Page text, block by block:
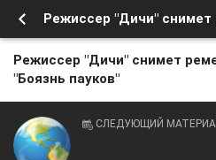
Режиссер "Дичи" снимет
"Боязнь пауков"
СЛЕДУЮЩИЙ